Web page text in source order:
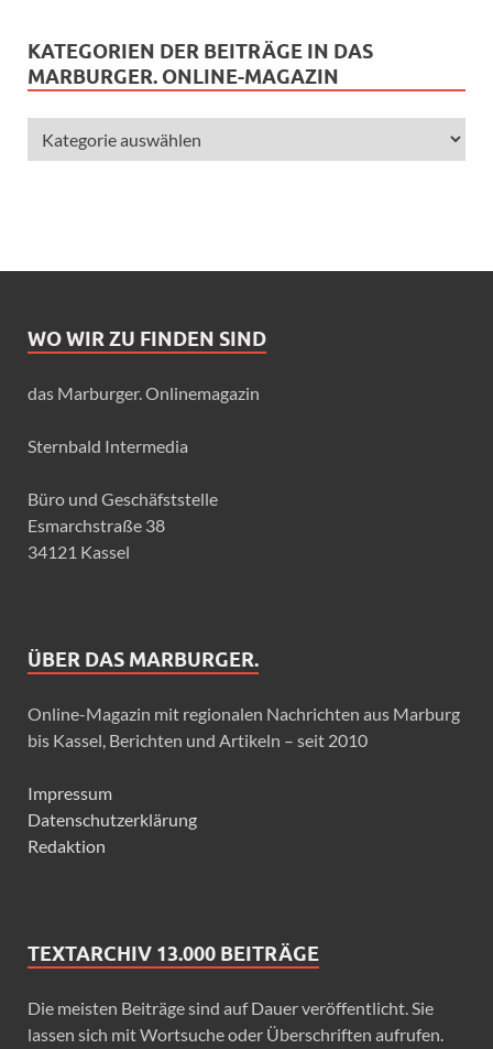
KATEGORIEN DER BEITRÄGE IN DAS
MARBURGER. ONLINE-MAGAZIN
WO WIR ZU FINDEN SIND
das Marburger. Onlinemagazin
Sternbald Intermedia
Büro und Geschäfststelle
Esmarchstraße 38
34121 Kassel
ÜBER DAS MARBURGER.
Online-Magazin mit regionalen Nachrichten aus Marburg
bis Kassel, Berichten und Artikeln – seit 2010
Impressum
Datenschutzerklärung
Redaktion
TEXTARCHIV 13.000 BEITRÄGE
Die meisten Beiträge sind auf Dauer veröffentlicht. Sie
lassen sich mit Wortsuche oder Überschriften aufrufen.